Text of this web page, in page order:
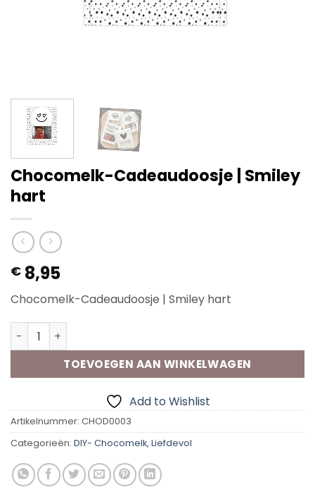
Chocomelk-Cadeaudoosje | Smiley
hart
€ 8,95
Chocomelk-Cadeaudoosje | Smiley hart
Chocomelk-Cadeaudoosje | Smiley hart aantal
TOEVOEGEN AAN WINKELWAGEN
Add to Wishlist
Artikelnummer: CHOD0003
Categorieën: DIY- Chocomelk, Liefdevol